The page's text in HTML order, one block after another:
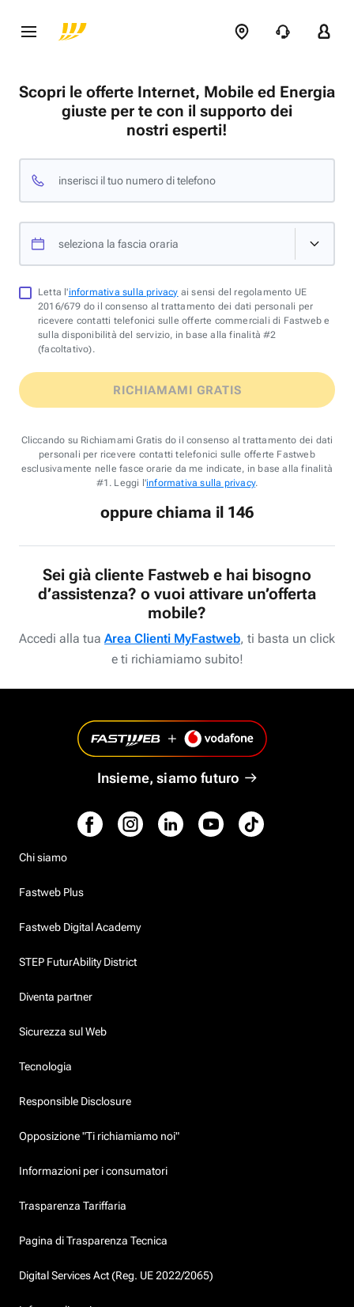
Scopri le offerte Internet, Mobile ed Energia
giuste per te con il supporto dei
nostri esperti!
inserisci il tuo numero di telefono
seleziona la fascia oraria
Letta l'informativa sulla privacy ai sensi del regolamento UE
2016/679 do il consenso al trattamento dei dati personali per
ricevere contatti telefonici sulle offerte commerciali di Fastweb e
sulla disponibilità del servizio, in base alla finalità #2
(facoltativo).
RICHIAMAMI GRATIS
Cliccando su Richiamami Gratis do il consenso al trattamento dei dati
personali per ricevere contatti telefonici sulle offerte Fastweb
esclusivamente nelle fasce orarie da me indicate, in base alla finalità
#1. Leggi l'informativa sulla privacy.
oppure chiama il 146
Sei già cliente Fastweb e hai bisogno
d’assistenza? o vuoi attivare un’offerta
mobile?
Accedi alla tua Area Clienti MyFastweb, ti basta un click
e ti richiamiamo subito!
Insieme, siamo futuro
Chi siamo
Fastweb Plus
Fastweb Digital Academy
STEP FuturAbility District
Diventa partner
Sicurezza sul Web
Tecnologia
Responsible Disclosure
Opposizione "Ti richiamiamo noi"
Informazioni per i consumatori
Trasparenza Tariffaria
Pagina di Trasparenza Tecnica
Digital Services Act (Reg. UE 2022/2065)